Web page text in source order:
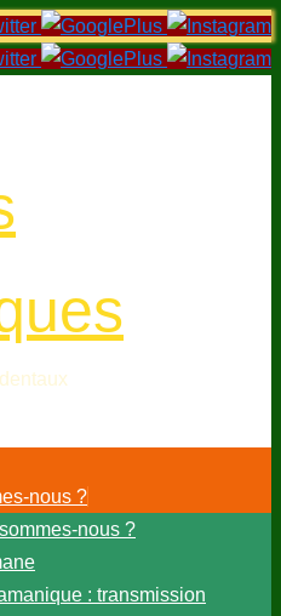
nous ?
nous ?
: transmission